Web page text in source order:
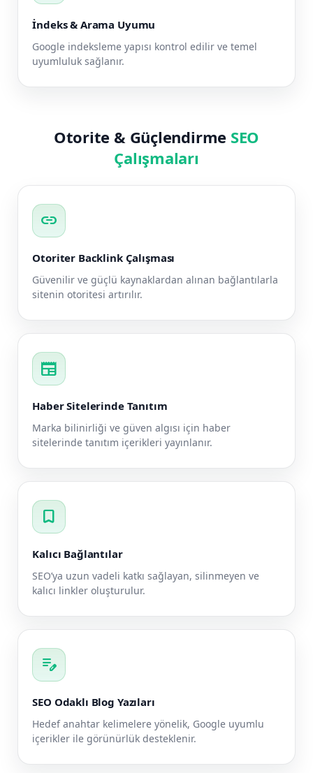
İndeks & Arama Uyumu
Google indeksleme yapısı kontrol edilir ve temel
uyumluluk sağlanır.
Otorite & Güçlendirme SEO
Çalışmaları
link
Otoriter Backlink Çalışması
Güvenilir ve güçlü kaynaklardan alınan bağlantılarla
sitenin otoritesi artırılır.
newspaper
Haber Sitelerinde Tanıtım
Marka bilinirliği ve güven algısı için haber
sitelerinde tanıtım içerikleri yayınlanır.
bookmark
Kalıcı Bağlantılar
SEO’ya uzun vadeli katkı sağlayan, silinmeyen ve
kalıcı linkler oluşturulur.
edit_note
SEO Odaklı Blog Yazıları
Hedef anahtar kelimelere yönelik, Google uyumlu
içerikler ile görünürlük desteklenir.